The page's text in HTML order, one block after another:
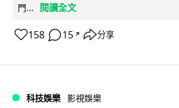
門...
閱讀全文
158 15 ↗ 分享
科技娛樂 影視娛樂